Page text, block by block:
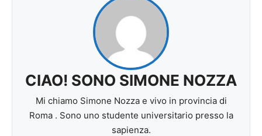
CIAO! SONO SIMONE NOZZA
Mi chiamo Simone Nozza e vivo in provincia di
Roma . Sono uno studente universitario presso la
sapienza.